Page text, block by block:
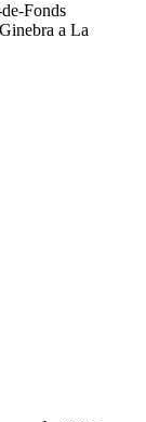
Fonds
a La